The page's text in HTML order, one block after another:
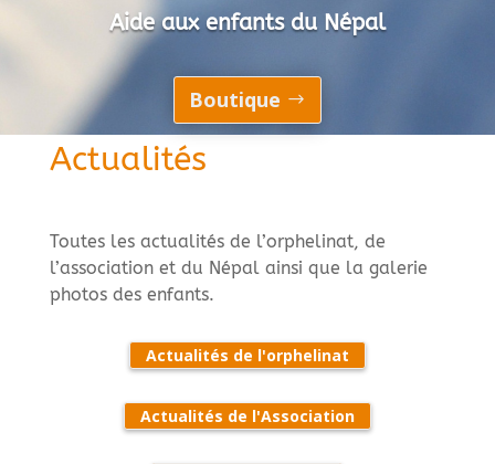
Aide aux enfants du Népal
Boutique
Actualités
Toutes les actualités de l’orphelinat, de
l’association et du Népal ainsi que la galerie
photos des enfants.
Actualités de l'orphelinat
Actualités de l'Association